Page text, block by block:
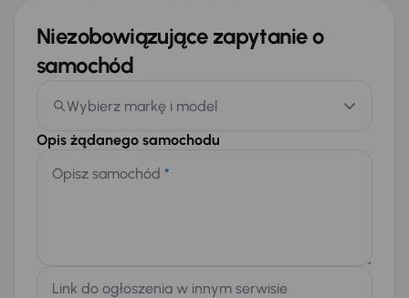
Niezobowiązujące zapytanie o
samochód
Wybierz markę i model
Opis żądanego samochodu
Opisz samochód *
Link do ogłoszenia w innym serwisie